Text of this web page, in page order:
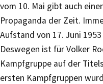
vom 10. Mai gibt auch
Propaganda der Zeit.
Aufstand von 17. Juni
Deswegen ist für Volker
Kampfgruppe auf der
ersten Kampfgruppen